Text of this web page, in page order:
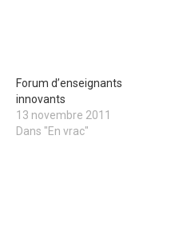
Forum d’enseignants
innovants
13 novembre 2011
Dans "En vrac"